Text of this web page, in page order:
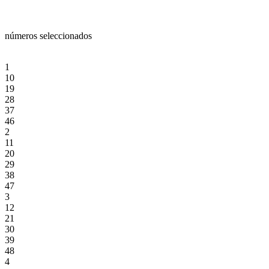
números seleccionados
1
10
19
28
37
46
2
11
20
29
38
47
3
12
21
30
39
48
4